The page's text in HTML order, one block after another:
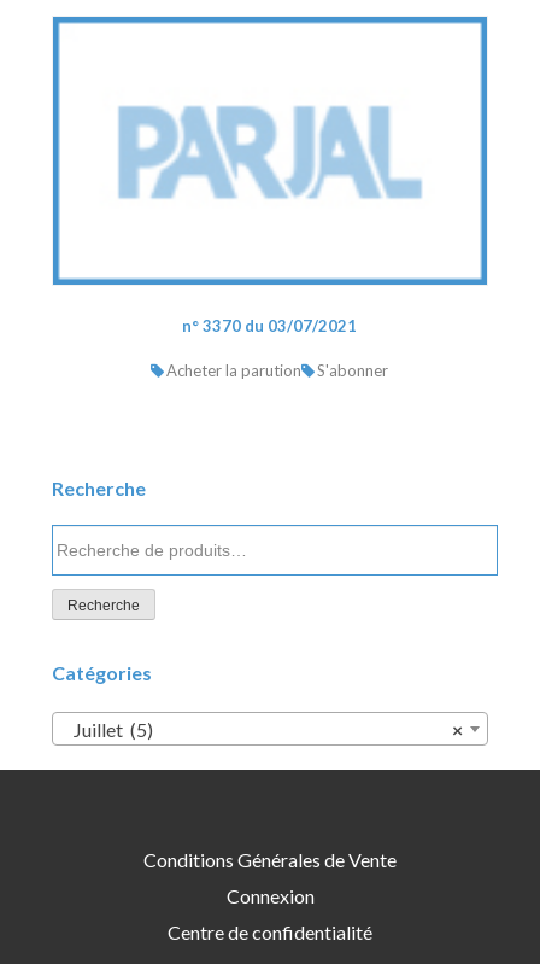
n° 3370 du 03/07/2021
Acheter la parution S'abonner
Recherche
pour :
Recherche
Catégories
×
Juillet (5)
Conditions Générales de Vente
Connexion
Centre de confidentialité